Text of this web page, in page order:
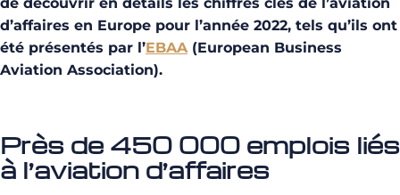
d’affaires en Europe pour l’année 2022, tels qu’ils ont
été présentés par l’EBAA(European Business
Aviation Association).
Près de 450 000 emplois liés
à l’aviation d’affaires